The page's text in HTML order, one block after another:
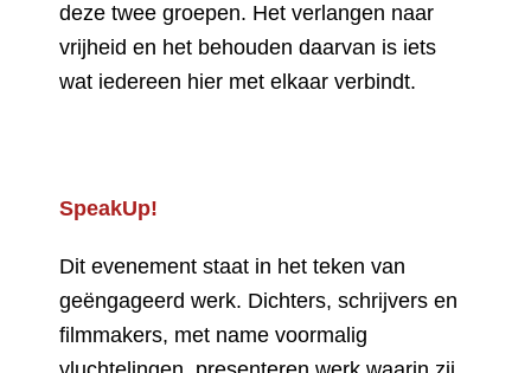
deze twee groepen. Het verlangen naar
vrijheid en het behouden daarvan is iets
wat iedereen hier met elkaar verbindt.
SpeakUp!
Dit evenement staat in het teken van
geëngageerd werk. Dichters, schrijvers en
filmmakers, met name voormalig